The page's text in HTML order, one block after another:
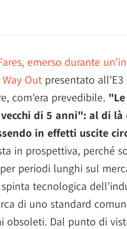
emerso durante
Out presentato all'E3
com'era prevedibile.
di 5 anni": al di
in effetti uscite
in prospettiva, perché
periodi lunghi sul
tecnologica
di uno standard
obsoleti. Dal punto di